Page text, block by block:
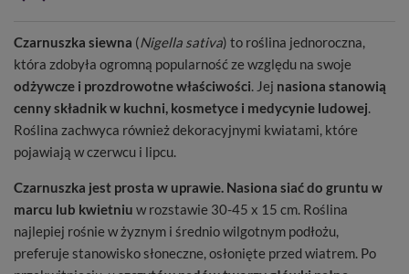
Czarnuszka siewna (Nigella sativa) to roślina jednoroczna,
która zdobyła ogromną popularność ze względu na swoje
odżywcze i prozdrowotne właściwości. Jej nasiona stanowią
cenny składnik w kuchni, kosmetyce i medycynie ludowej.
Roślina zachwyca również dekoracyjnymi kwiatami, które
pojawiają w czerwcu i lipcu.
Czarnuszka jest prosta w uprawie. Nasiona siać do gruntu w
marcu lub kwietniu w rozstawie 30-45 x 15 cm. Roślina
najlepiej rośnie w żyznym i średnio wilgotnym podłożu,
preferuje stanowisko słoneczne, osłonięte przed wiatrem. Po